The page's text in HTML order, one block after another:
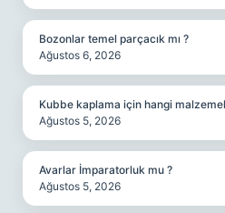
Bozonlar temel parçacık mı ?
Ağustos 6, 2026
Kubbe kaplama için hangi
Ağustos 5, 2026
Avarlar İmparatorluk mu ?
Ağustos 5, 2026